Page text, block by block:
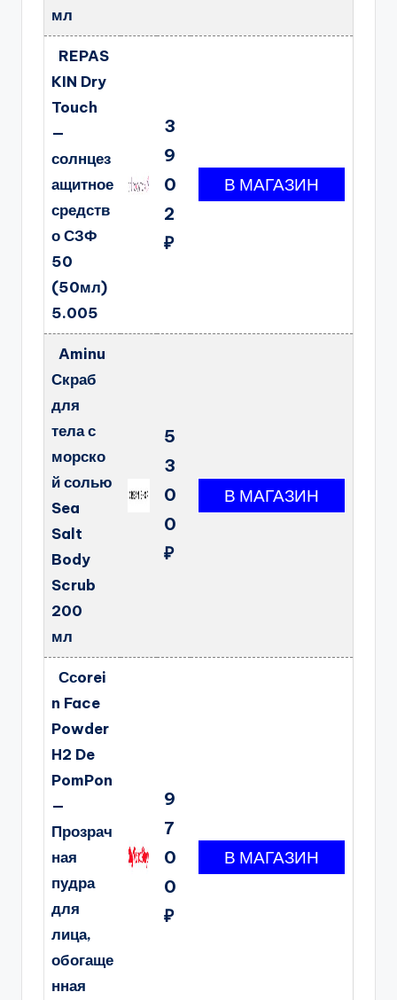
мл
REPAS
KIN Dry
Touch
—
солнцез
ащитное
средств
о СЗФ
50
(50мл)
5.005
3
9
0
2
₽
Aminu
Скраб
для
тела с
морско
й солью
Sea
Salt
Body
Scrub
200
мл
5
3
0
0
₽
Ссorei
n Face
Powder
H2 De
PomPon
—
Прозрач
ная
пудра
для
лица,
обогаще
нная
9
7
0
0
₽